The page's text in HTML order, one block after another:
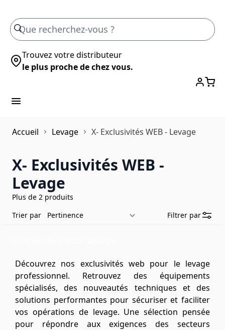
Trouvez votre distributeur
le plus proche de chez vous.
Accueil Levage X- Exclusivités WEB - Levage
X- Exclusivités WEB -
Levage
Plus de 2 produits
Trier par
Filtrer par
Découvrez nos exclusivités web pour le levage
professionnel. Retrouvez des équipements
spécialisés, des nouveautés techniques et des
solutions performantes pour sécuriser et faciliter
vos opérations de levage. Une sélection pensée
pour répondre aux exigences des secteurs